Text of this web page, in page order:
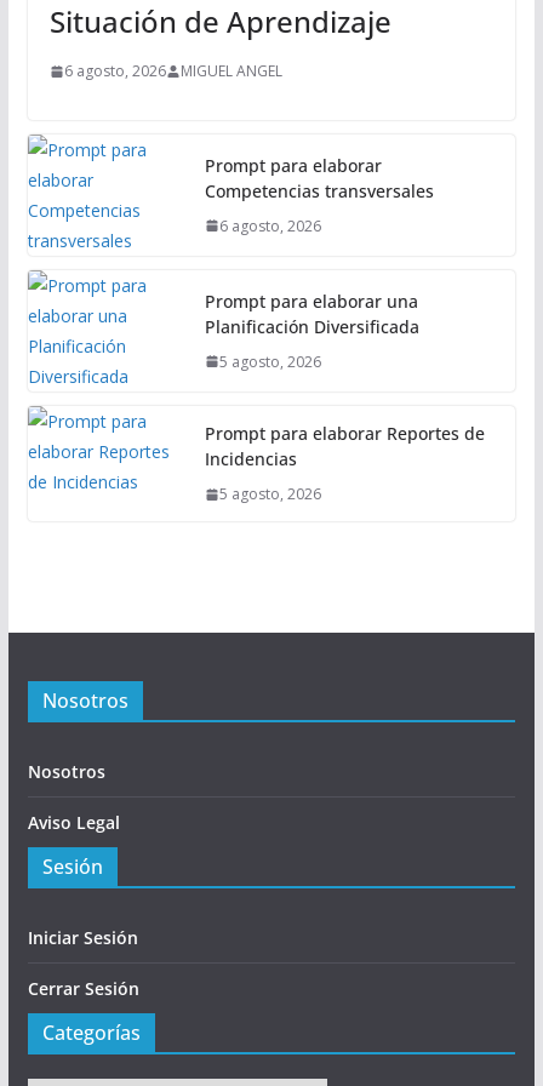
Situación de Aprendizaje
6 agosto, 2026 MIGUEL ANGEL
Prompt para elaborar
Competencias transversales
6 agosto, 2026
Prompt para elaborar una
Planificación Diversificada
5 agosto, 2026
Prompt para elaborar Reportes de
Incidencias
5 agosto, 2026
Nosotros
Nosotros
Aviso Legal
Sesión
Iniciar Sesión
Cerrar Sesión
Categorías